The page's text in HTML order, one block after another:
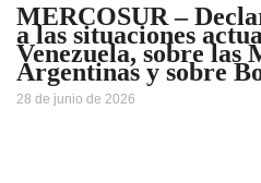
MERCOSUR –
a las situaciones
Venezuela, sobre las
Argentinas y sobre
28 de junio de 2026